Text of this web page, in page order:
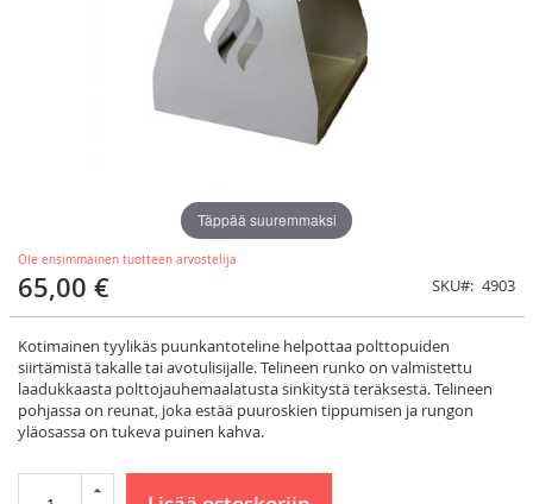
Ole ensimmäinen tuotteen arvostelija
65,00 € SKU 4903
Kotimainen tyylikäs puunkantoteline helpottaa polttopuiden
siirtämistä takalle tai avotulisijalle. Telineen runko on valmistettu
laadukkaasta polttojauhemaalatusta sinkitystä teräksestä. Telineen
pohjassa on reunat, joka estää puuroskien tippumisen ja rungon
yläosassa on tukeva puinen kahva.
Täppää suuremmaksi